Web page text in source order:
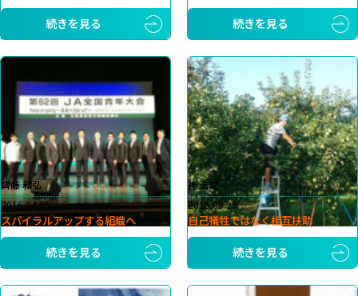
続きを見る
続きを見る
齊藤 和弘
2016.04.05
スパイラルアップする組織へ
続きを見る
神 浩之
2015.09.29
自己犠牲ではなく相互扶助
続きを見る